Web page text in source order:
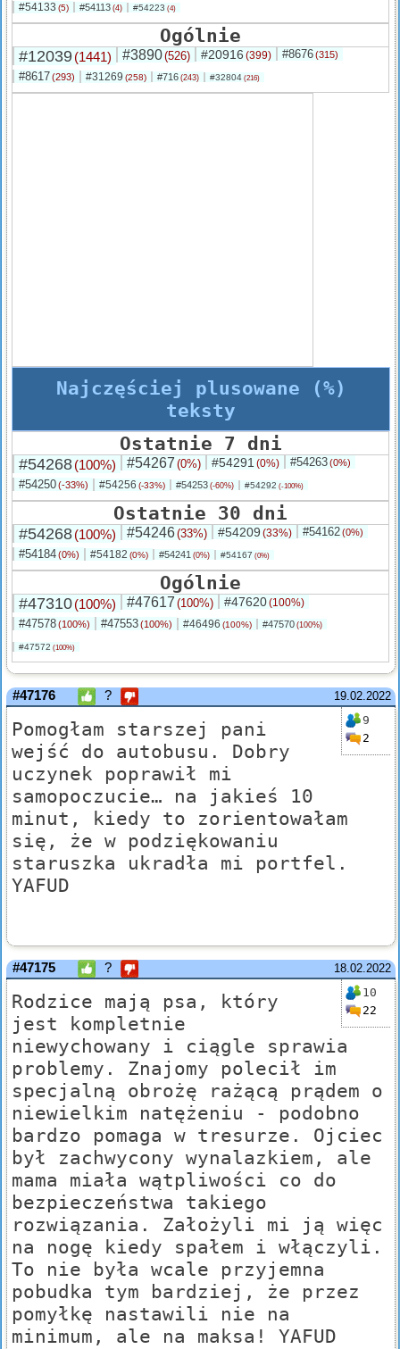
#54133 (5) #54113 (4) #54223 (4)
Ogólnie
#12039(1441) #3890(526) #20916 (399) #8676(315)
#8617(293) #31269 (258) #716 (243) #32804 (216)
Najczęściej plusowane (%)
teksty
Ostatnie 7 dni
#54268(100%) #54267 (0%) #54291 (0%) #54263(0%)
#54250(-33%) #54256 (-33%) #54253 (-60%) #54292 (-100%)
Ostatnie 30 dni
#54268(100%) #54246(33%) #54209 (33%) #54162(0%)
#54184(0%) #54182 (0%) #54241 (0%) #54167 (0%)
Ogólnie
#47310(100%) #47617 (100%) #47620(100%)
#47578(100%) #47553(100%) #46496 (100%) #47570 (100%)
#47572 (100%)
19.02.2022
#47176 ?
9
2
Pomogłam starszej pani
wejść do autobusu. Dobry
uczynek poprawił mi
samopoczucie… na jakieś 10
minut, kiedy to zorientowałam
się, że w podziękowaniu
staruszka ukradła mi portfel.
YAFUD
18.02.2022
#47175 ?
10
22
Rodzice mają psa, który
jest kompletnie
niewychowany i ciągle sprawia
problemy. Znajomy polecił im
specjalną obrożę rażącą prądem o
niewielkim natężeniu - podobno
bardzo pomaga w tresurze. Ojciec
był zachwycony wynalazkiem, ale
mama miała wątpliwości co do
bezpieczeństwa takiego
rozwiązania. Założyli mi ją więc
na nogę kiedy spałem i włączyli.
To nie była wcale przyjemna
pobudka tym bardziej, że przez
pomyłkę nastawili nie na
minimum, ale na maksa! YAFUD